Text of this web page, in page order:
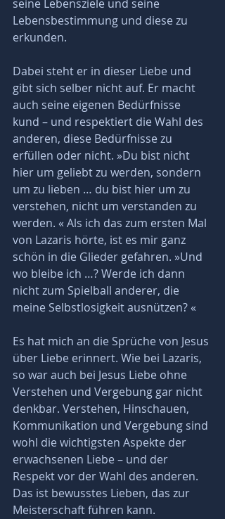
seine Lebensziele und seine
Lebensbestimmung und diese zu
erkunden.
Dabei steht er in dieser Liebe und
gibt sich selber nicht auf. Er macht
auch seine eigenen Bedürfnisse
kund – und respektiert die Wahl des
anderen, diese Bedürfnisse zu
erfüllen oder nicht. »Du bist nicht
hier um geliebt zu werden, sondern
um zu lieben … du bist hier um zu
verstehen, nicht um verstanden zu
werden. « Als ich das zum ersten Mal
von Lazaris hörte, ist es mir ganz
schön in die Glieder gefahren. »Und
wo bleibe ich …? Werde ich dann
nicht zum Spielball anderer, die
meine Selbstlosigkeit ausnützen? «
Es hat mich an die Sprüche von Jesus
über Liebe erinnert. Wie bei Lazaris,
so war auch bei Jesus Liebe ohne
Verstehen und Vergebung gar nicht
denkbar. Verstehen, Hinschauen,
Kommunikation und Vergebung sind
wohl die wichtigsten Aspekte der
erwachsenen Liebe – und der
Respekt vor der Wahl des anderen.
Das ist bewusstes Lieben, das zur
Meisterschaft führen kann.